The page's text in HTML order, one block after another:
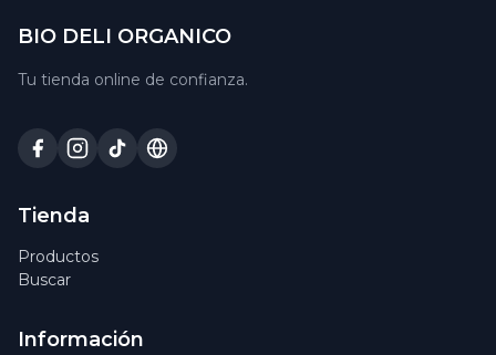
BIO DELI ORGANICO
Tu tienda online de confianza.
Tienda
Productos
Buscar
Información